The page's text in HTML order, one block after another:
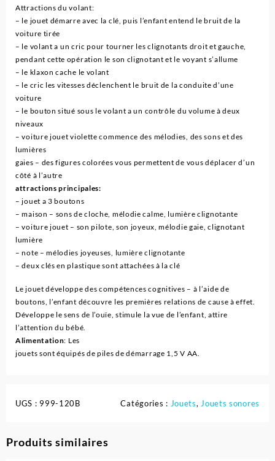
Attractions du volant:
– le jouet démarre avec la clé, puis l’enfant entend le bruit de la
voiture tirée
– le volant a un cric pour tourner les clignotants droit et gauche,
pendant cette opération le son clignotant et le voyant s’allume
– le klaxon cache le volant
– le cric les vitesses déclenchent le bruit de la conduite d’une
voiture
– le bouton situé sous le volant a un contrôle du volume à deux
niveaux
– voiture jouet violette commence des mélodies, des sons et des
lumières
gaies – des figures colorées vous permettent de vous déplacer d’un
côté à l’autre
attractions principales:
– jouet a 3 boutons
– maison – sons de cloche, mélodie calme, lumière clignotante
– voiture jouet – son pilote, son joyeux, mélodie gaie, clignotant
lumière
– note – mélodies joyeuses, lumière clignotante
– deux clés en plastique sont attachées à la clé
Le jouet développe des compétences cognitives – à l’aide de
boutons, l’enfant découvre les premières relations de cause à effet.
Développe le sens de l’ouïe, stimule la vue de l’enfant, attire
l’attention du bébé.
Alimentation: Les
jouets sont équipés de piles de démarrage 1,5 V AA.
UGS : 999-120B Catégories : Jouets, Jouets sonores
Produits similaires